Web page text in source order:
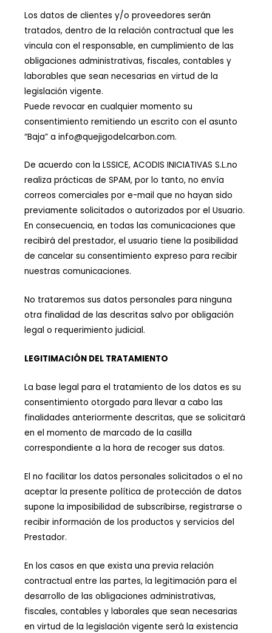
Los datos de clientes y/o proveedores serán
tratados, dentro de la relación contractual que les
vincula con el responsable, en cumplimiento de las
obligaciones administrativas, fiscales, contables y
laborables que sean necesarias en virtud de la
legislación vigente.
Puede revocar en cualquier momento su
consentimiento remitiendo un escrito con el asunto
“Baja” a info@quejigodelcarbon.com.
De acuerdo con la LSSICE, ACODIS INICIATIVAS S.L.no
realiza prácticas de SPAM, por lo tanto, no envía
correos comerciales por e-mail que no hayan sido
previamente solicitados o autorizados por el Usuario.
En consecuencia, en todas las comunicaciones que
recibirá del prestador, el usuario tiene la posibilidad
de cancelar su consentimiento expreso para recibir
nuestras comunicaciones.
No trataremos sus datos personales para ninguna
otra finalidad de las descritas salvo por obligación
legal o requerimiento judicial.
LEGITIMACIÓN DEL TRATAMIENTO
La base legal para el tratamiento de los datos es su
consentimiento otorgado para llevar a cabo las
finalidades anteriormente descritas, que se solicitará
en el momento de marcado de la casilla
correspondiente a la hora de recoger sus datos.
El no facilitar los datos personales solicitados o el no
aceptar la presente política de protección de datos
supone la imposibilidad de subscribirse, registrarse o
recibir información de los productos y servicios del
Prestador.
En los casos en que exista una previa relación
contractual entre las partes, la legitimación para el
desarrollo de las obligaciones administrativas,
fiscales, contables y laborales que sean necesarias
en virtud de la legislación vigente será la existencia